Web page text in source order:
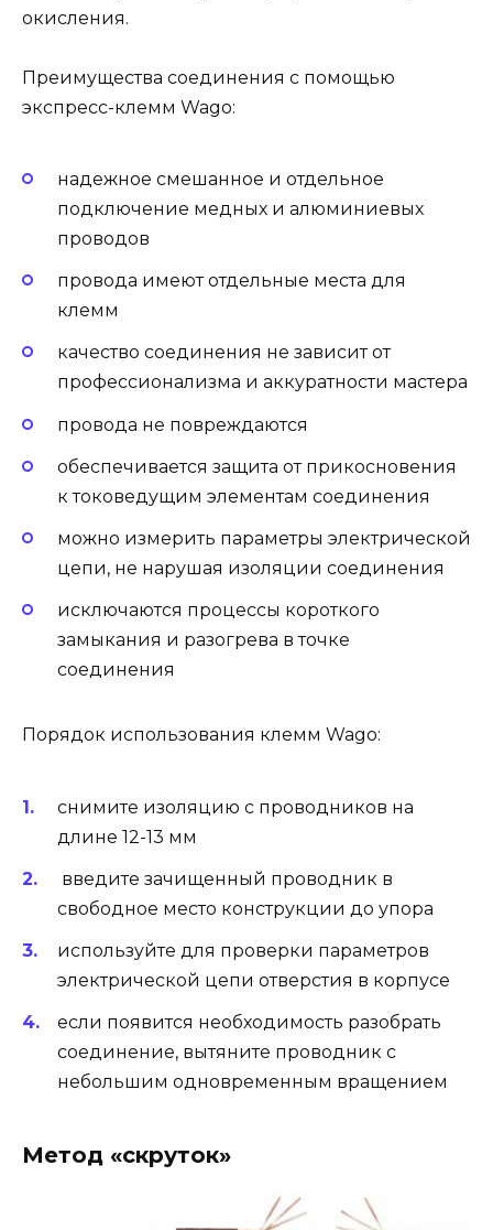
окисления.
Преимущества соединения с помощью
экспресс-клемм Wago:
надежное смешанное и отдельное
подключение медных и алюминиевых
проводов
провода имеют отдельные места для
клемм
качество соединения не зависит от
профессионализма и аккуратности мастера
провода не повреждаются
обеспечивается защита от прикосновения
к токоведущим элементам соединения
можно измерить параметры электрической
цепи, не нарушая изоляции соединения
исключаются процессы короткого
замыкания и разогрева в точке
соединения
Порядок использования клемм Wago:
снимите изоляцию с проводников на
длине 12-13 мм
введите зачищенный проводник в
свободное место конструкции до упора
используйте для проверки параметров
электрической цепи отверстия в корпусе
если появится необходимость разобрать
соединение, вытяните проводник с
небольшим одновременным вращением
Метод «скруток»